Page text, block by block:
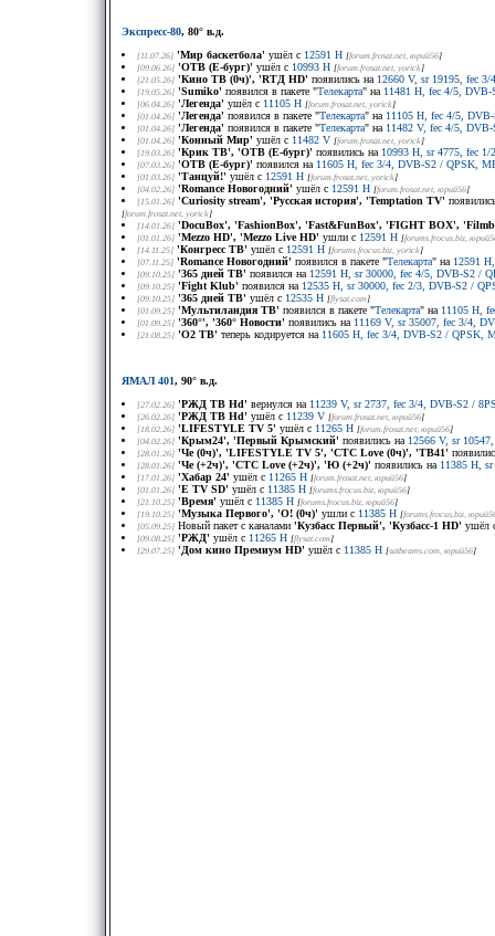
Экспресс-80, 80° в.д.
[11.07.26] 'Мир баскетбола' ушёл с 12591 H [forum.frosat.net, юрий56]
[09.06.26] 'ОТВ (Е-бург)' ушёл с 10993 H [forum.frosat.net, yorick]
[21.05.26] 'Кино ТВ (0ч)', 'RTД HD' появились на 12660 V, sr 19195, fec
[19.05.26] 'Sumiko' появился в пакете "Телекарта" на 11481 H, fec 4/5,
[06.04.26] 'Легенда' ушёл с 11105 H [forum.frosat.net, yorick]
[01.04.26] 'Легенда' появился в пакете "Телекарта" на 11105 H, fec 4/5,
[01.04.26] 'Легенда' появился в пакете "Телекарта" на 11482 V, fec 4/5,
[01.04.26] 'Конный Мир' ушёл с 11482 V [forum.frosat.net, yorick]
[19.03.26] 'Крик ТВ', 'ОТВ (Е-бург)' появились на 10993 H, sr 4775, fec
[07.03.26] 'ОТВ (Е-бург)' появился на 11605 H, fec 3/4, DVB-S2 / QPSK,
[01.03.26] 'Танцуй!' ушёл с 12591 H [forum.frosat.net, yorick]
[04.02.26] 'Romance Новогодний' ушёл с 12591 H [forum.frosat.net, юрий56]
[15.01.26] 'Curiosity stream', 'Русская история', 'Temptation TV'
[forum.frosat.net, yorick]
[14.01.26] 'DocuBox', 'FashionBox', 'Fast&FunBox', 'FIGHT BOX',
[01.01.26] 'Mezzo HD', 'Mezzo Live HD' ушли с 12591 H [forums.frocus.biz,
[14.11.25] 'Конгресс ТВ' ушёл с 12591 H [forums.frocus.biz, yorick]
[07.11.25] 'Romance Новогодний' появился в пакете "Телекарта" на 12591
[09.10.25] '365 дней ТВ' появился на 12591 H, sr 30000, fec 4/5, DVB-S2 /
[09.10.25] 'Fight Klub' появился на 12535 H, sr 30000, fec 2/3, DVB-S2 /
[09.10.25] '365 дней ТВ' ушёл с 12535 H [flysat.com]
[01.09.25] 'Мультиландия ТВ' появился в пакете "Телекарта" на 11105 H,
[01.09.25] '360°', '360° Новости' появились на 11169 V, sr 35007, fec 3/4,
[21.08.25] 'О2 ТВ' теперь кодируется на 11605 H, fec 3/4, DVB-S2 / QPSK,
ЯМАЛ 401, 90° в.д.
[27.02.26] 'РЖД ТВ Hd' вернулся на 11239 V, sr 2737, fec 3/4, DVB-S2 /
[26.02.26] 'РЖД ТВ Hd' ушёл с 11239 V [forum.frosat.net, юрий56]
[18.02.26] 'LIFESTYLE TV 5' ушёл с 11265 H [forum.frosat.net, юрий56]
[04.02.26] 'Крым24', 'Первый Крымский' появились на 12566 V, sr
[28.01.26] 'Че (0ч)', 'LIFESTYLE TV 5', 'СТС Love (0ч)', 'ТВ41'
[28.01.26] 'Че (+2ч)', 'СТС Love (+2ч)', 'Ю (+2ч)' появились на 11385 H,
[17.01.26] 'Хабар 24' ушёл с 11265 H [forum.frosat.net, юрий56]
[01.01.26] 'E TV SD' ушёл с 11385 H [forums.frocus.biz, юрий56]
[21.10.25] 'Время' ушёл с 11385 H [forums.frocus.biz, юрий56]
[19.10.25] 'Музыка Первого', 'О! (0ч)' ушли с 11385 H [forums.frocus.biz,
[05.09.25] Новый пакет с каналами 'Кузбасс Первый', 'Кузбасс-1 HD' ушёл
[09.08.25] 'РЖД' ушёл с 11265 H [flysat.com]
[29.07.25] 'Дом кино Премиум HD' ушёл с 11385 H [satbeams.com, юрий56]